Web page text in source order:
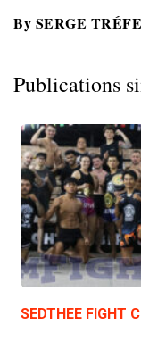
By SERGE
Publications
SEDTHEE FIGHT